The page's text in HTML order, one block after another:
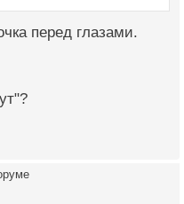
перед глазами.